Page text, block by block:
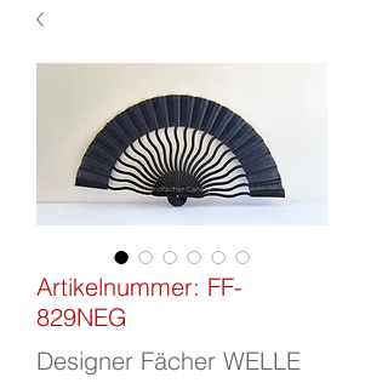
Artikelnummer: FF-
829NEG
Designer Fächer WELLE